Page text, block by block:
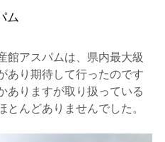
ム
館アスパムは、県内最大級
あり期待して行ったのです
ありますが取り扱っている
んどありませんでした。